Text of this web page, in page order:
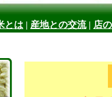
とは | 産地との交流| 店